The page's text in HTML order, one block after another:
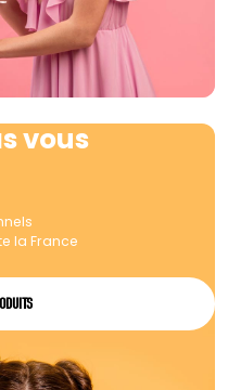
vous
la France